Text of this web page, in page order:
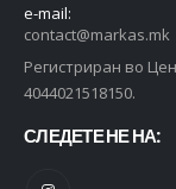
e-mail:
contact@markas.mk
Регистриран во
4044021518150.
СЛЕДЕТЕ НЕ НА: